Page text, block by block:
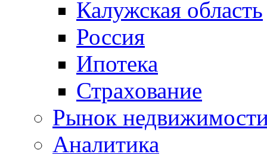
Калужская область
Россия
Ипотека
Страхование
Рынок
Аналитика